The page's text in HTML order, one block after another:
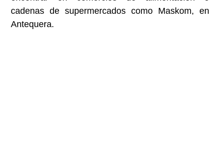
cadenas de supermercados como Maskom, en
Antequera.